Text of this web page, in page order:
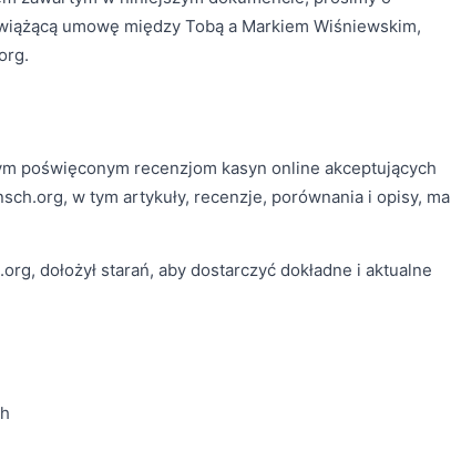
umowę między Tobą a Markiem Wiśniewskim,
poświęconym recenzjom kasyn online akceptujących
w tym artykuły, recenzje, porównania i opisy, ma
dołożył starań, aby dostarczyć dokładne i aktualne